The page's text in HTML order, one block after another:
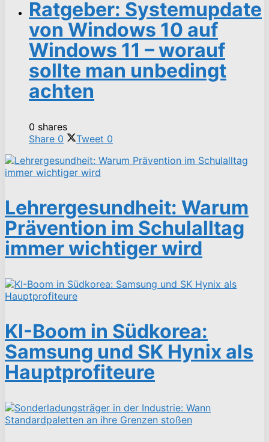
Ratgeber: Systemupdate
von Windows 10 auf
Windows 11 – worauf
sollte man unbedingt
achten
0 shares
Share 0 Tweet 0
Lehrergesundheit: Warum
Prävention im Schulalltag
immer wichtiger wird
KI-Boom in Südkorea:
Samsung und SK Hynix als
Hauptprofiteure